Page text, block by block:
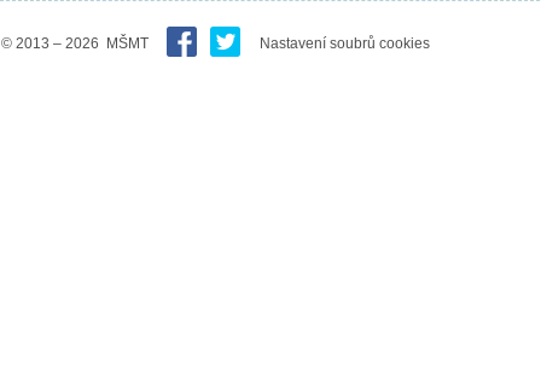
© 2013 – 2026 MŠMT Nastavení soubrů cookies